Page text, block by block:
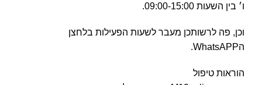
ו׳ בין השעות 09:00-15:00.
וכן, פה לרשותכן מעבר לשעות הפעילות בלחצן
הWhatsAPP.
הוראות טיפול